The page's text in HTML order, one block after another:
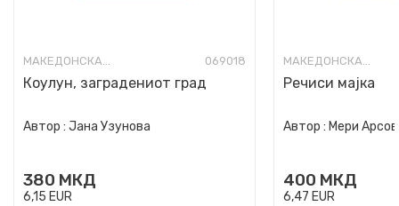
МАКЕДОНСКА КНИЖЕВНОСТ 069018
Коулун, заградениот град
Автор : Јана Узунова
380 МКД
6,15 EUR
МАКЕДОНСКА КНИЖЕВНОСТ
Речиси мајка
Автор : Мери
400 МКД
6,47 EUR